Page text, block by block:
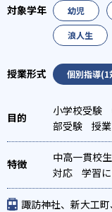
幼児
浪人生
個別指導(1
小学校受験
部受験
授
習慣の定着
策
学校別
通テスト対策
定)対策
数
その他科目
中高一貫校
対応
学習
対応
1科目
可
発達障害
諏訪神社、新大工